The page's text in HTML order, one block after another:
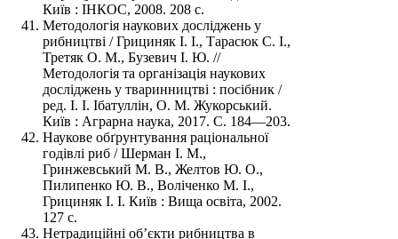
Київ : ІНКОС, 2008. 208 с.
Методологія наукових досліджень у
рибництві / Грициняк І. І., Тарасюк С. І.,
Третяк О. М., Бузевич І. Ю. //
Методологія та організація наукових
досліджень у тваринництві : посібник /
ред. І. І. Ібатуллін, О. М. Жукорський.
Київ : Аграрна наука, 2017. С. 184—203.
Наукове обґрунтування раціональної
годівлі риб / Шерман І. М.,
Гринжевський М. В., Желтов Ю. О.,
Пилипенко Ю. В., Воліченко М. І.,
Грициняк І. І. Київ : Вища освіта, 2002.
127 с.
Нетрадиційні об’єкти рибництва в